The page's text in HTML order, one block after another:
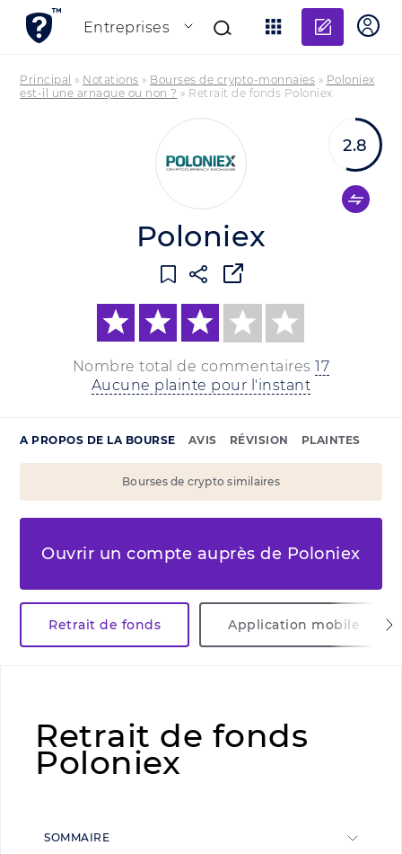
Entreprises
Principal » Notations » Bourses de crypto-monnaies » Poloniex
est-il une arnaque ou non ? » Retrait de fonds Poloniex
Poloniex
Nombre total de commentaires 17
Aucune plainte pour l'instant
2.8
A PROPOS DE LA BOURSE AVIS RÉVISION PLAINTES
Bourses de crypto similaires
Ouvrir un compte auprès de Poloniex
Retrait de fonds Application mobile
Retrait de fonds
Poloniex
SOMMAIRE